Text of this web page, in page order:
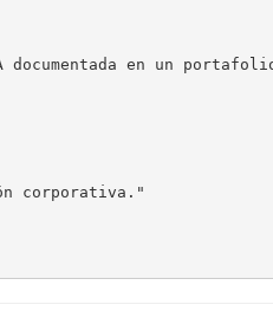
en un
corporativa."